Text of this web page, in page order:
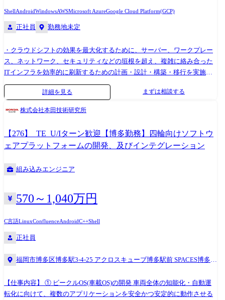
Okta(IdP)の導入、連携、および管理 ・Jamf Pro、Microsoft Intuneを利用
理 3.オフィスネットワーク 全社共通のコーポレートITのうち、特に「各
拠点のオフィスネットワーク」に関する企画、設計・構築、運用 ・新オ
フィスネットワークの設計・構築 ・フロア増床、レイアウト変更に伴う
ネットワークの設計・構築 ・ゼロトラストネットワークなどの新規ソリ
ューションの検討・PoC 4.業務アプリケーション 複雑な経営・事業課題
ェクト推進・開発・運用 ・「Eight」事業における顧客・請求管理基盤シ
ステムのプロジェクト推進・開発・運用 ・業務改革プロジェクトにおけ
Inc.の商標であり、許可のもとで使用しています。 ●従事すべき業務の変
Python/Go/Shell Script/Google Apps Script -Apex/Visualforce/Lightning
Component ●クラウド・インフラ -AWS/GCP/Cloudflare -Cisco Meraki
VPN/ゼロトラストアーキテクチャ -各種ネットワーク機器・IDaaS 連携 ●
ス】 Mac/Windows/Linux/iPad/Android 記載内容に関する注意事項 本求人
ShellAndroidWindowsAWSMicrosoft AzureGoogle Cloud Platform(GCP)
正社員 勤務地未定
・クラウドシフトの効果を最大化するために、サーバー、ワークプレー
ス、ネットワーク、セキュリティなどの垣根を超え、複雑に絡み合った
ITインフラを効率的に刷新するための計画・設計・構築・移行を実施し
ます。 ・システム基盤に関する高度な技術・知識をベースとし、システ
ム基盤全体のアーキテクチャ、パブリッククラウドが提供する各種サー
ビスを熟知したメンバーで本業務を実施します。 ケイパビリティのご紹
ーション クラウドシフトの効果を最大化するために、サーバー、ワーク
プレース、ネットワークなど複雑に絡み合ったITインフラを計画的かつ
効率的に刷新していきます。 クラウド・マイグレーション&モダナイ
活用したAWSやAzure、GCPといったハイパースケーラーへのクラウド移
したクラウドトランスフォーメーションを支援します。 SAP&DATA on
Cloud AWSやAzure、GCPといったハイパースケーラー上で「ミッション
サービスを組み合わせ、ワンストップでクラウド環境へのSAPマイグレ
活用するデータ分析基盤、AI環境のクラウド構築を支援します。 サー
マネジメント、ITIL、DevSecOpsの高度な知識と豊富な経験を武器に、お
客様の大規模な基幹系システムのシステム運用を定義し、それを支える
詳細を見る まずは相談する
株式会社本田技術研究所
【276】_TE_U/Iターン歓迎【博多勤務】四輪向けソフトウ
ェアプラットフォームの開発、及びインテグレーション
組み込みエンジニア
570～1,040万円
C言語LinuxConfluenceAndroidC++Shell
正社員
福岡市博多区博多駅3-4-25 アクロスキューブ博多駅前 SPACES博多駅
【仕事内容】 ① ビークルOS(車載OS)の開発 車両全体の知能化・自動運
転化に向けて、複数のアプリケーションを安全かつ安定的に動作させる